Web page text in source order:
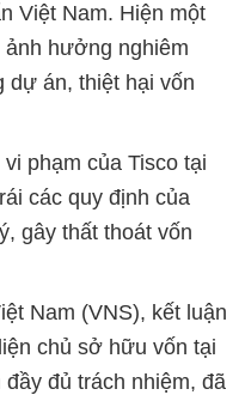
Việt Nam. Hiện một
hưởng nghiêm
dự án, thiệt hại vốn
phạm của Tisco tại
các quy định của
gây thất thoát vốn
Nam (VNS), kết luận
chủ sở hữu vốn tại
đủ trách nhiệm, đã